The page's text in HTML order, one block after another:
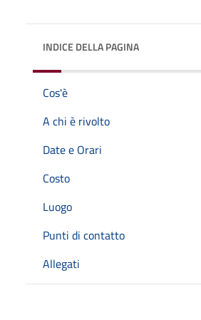
INDICE DELLA PAGINA
Cos'è
A chi è rivolto
Date e Orari
Costo
Luogo
Punti di contatto
Allegati